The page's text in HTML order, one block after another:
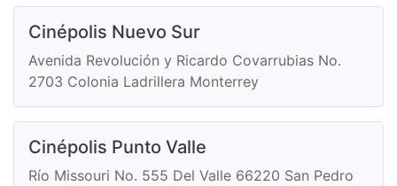
Cinépolis Nuevo Sur
Avenida Revolución y Ricardo Covarrubias No.
2703 Colonia Ladrillera Monterrey
Cinépolis Punto Valle
Río Missouri No. 555 Del Valle 66220 San Pedro